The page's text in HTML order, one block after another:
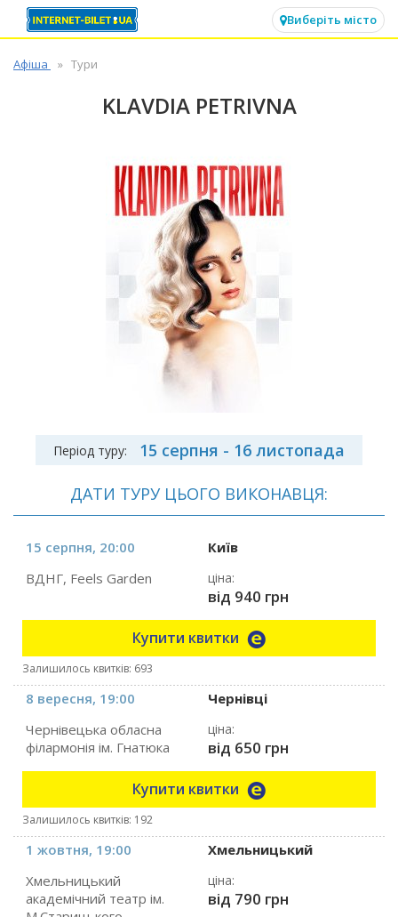
Виберіть місто
Афіша Тури
KLAVDIA PETRIVNA
Період туру: 15 серпня - 16 листопада
ДАТИ ТУРУ ЦЬОГО ВИКОНАВЦЯ:
15 серпня, 20:00
Київ
ВДНГ, Feels Garden
ціна:
від 940 грн
Купити квитки
Залишилось квитків: 693
8 вересня, 19:00
Чернівці
Чернівецька обласна
філармонія ім. Гнатюка
ціна:
від 650 грн
Купити квитки
Залишилось квитків: 192
1 жовтня, 19:00
Хмельницький
Хмельницький
академічний театр ім.
ціна:
від 790 грн